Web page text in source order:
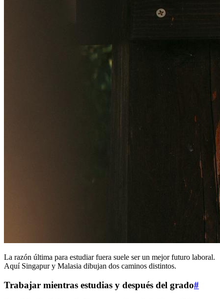
La razón última para estudiar fuera suele ser un mejor futuro laboral.
Aquí Singapur y Malasia dibujan dos caminos distintos.
Trabajar mientras estudias y después del grado#